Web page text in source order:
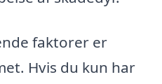
faktorer er
Hvis du kun har